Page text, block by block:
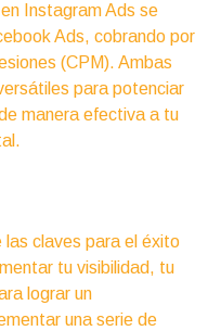
Instagram Ads se
Ads, cobrando por
(CPM). Ambas
para potenciar
manera efectiva a tu
las claves para el éxito
tu visibilidad, tu
lograr un
una serie de